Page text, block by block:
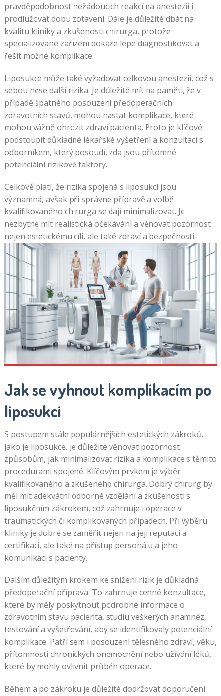
pravděpodobnost nežádoucích reakcí na anestezii i
prodlužovat dobu zotavení. Dále je důležité dbát na
kvalitu kliniky a zkušenosti chirurga, protože
specializované zařízení dokáže lépe diagnostikovat a
řešit možné komplikace.
Liposukce může také vyžadovat celkovou anestezii, což s
sebou nese další rizika. Je důležité mít na paměti, že v
případě špatného posouzení předoperačních
zdravotních stavů, mohou nastat komplikace, které
mohou vážně ohrozit zdraví pacienta. Proto je klíčové
podstoupit důkladné lékařské vyšetření a konzultaci s
odborníkem, který posoudí, zda jsou přítomné
potenciální rizikové faktory.
Celkově platí, že rizika spojená s liposukcí jsou
významná, avšak při správné přípravě a volbě
kvalifikovaného chirurga se dají minimalizovat. Je
nezbytné mít realistická očekávání a věnovat pozornost
nejen estetickému cíli, ale také zdraví a bezpečnosti.
Jak se vyhnout komplikacím po
liposukci
S postupem stále populárnějších estetických zákroků,
jako je liposukce, je důležité věnovat pozornost
způsobům, jak minimalizovat rizika a komplikace s těmito
procedurami spojené. Klíčovým prvkem je výběr
kvalifikovaného a zkušeného chirurga. Dobrý chirurg by
měl mít adekvátní odborné vzdělání a zkušenosti s
liposukčním zákrokem, což zahrnuje i operace v
traumatických či komplikovaných případech. Při výběru
kliniky je dobré se zaměřit nejen na její reputaci a
certifikaci, ale také na přístup personálu a jeho
komunikaci s pacienty.
Dalším důležitým krokem ke snížení rizik je důkladná
předoperační příprava. To zahrnuje cenné konzultace,
které by měly poskytnout podrobné informace o
zdravotním stavu pacienta, studiu veškerých anamnéz,
testování a vyšetřování, aby se identifikovaly potenciální
komplikace. Patří sem i posouzení tělesného zdraví, věku,
přítomnosti chronických onemocnění nebo užívání léků,
které by mohly ovlivnit průběh operace.
Během a po zákroku je důležité dodržovat doporučení